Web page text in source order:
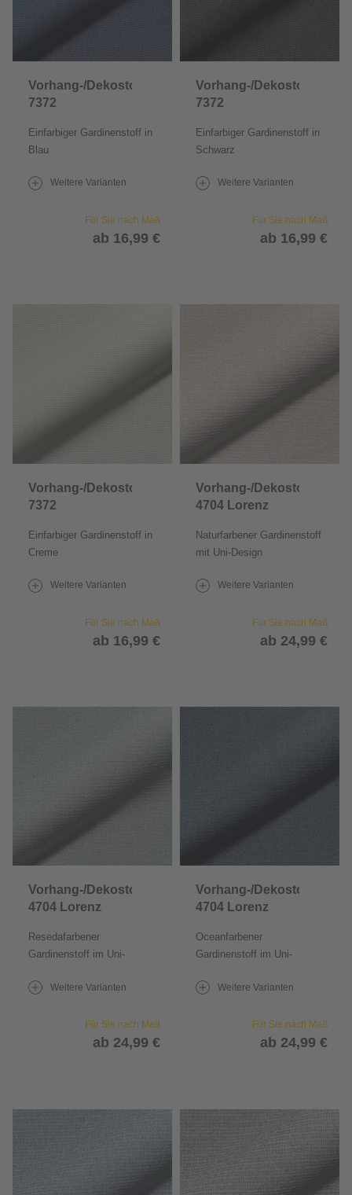
Vorhang-/Dekostoff
7372
Einfarbiger Gardinenstoff in
Blau
Weitere Varianten
Für Sie nach Maß
ab 16,99 €
Vorhang-/Dekostoff
7372
Einfarbiger Gardinenstoff in
Schwarz
Weitere Varianten
Für Sie nach Maß
ab 16,99 €
Vorhang-/Dekostoff
7372
Einfarbiger Gardinenstoff in
Creme
Weitere Varianten
Für Sie nach Maß
ab 16,99 €
Vorhang-/Dekostoff
4704 Lorenz
Naturfarbener Gardinenstoff
mit Uni-Design
Weitere Varianten
Für Sie nach Maß
ab 24,99 €
Vorhang-/Dekostoff
4704 Lorenz
Resedafarbener
Gardinenstoff im Uni-
Weitere Varianten
Für Sie nach Maß
ab 24,99 €
Vorhang-/Dekostoff
4704 Lorenz
Oceanfarbener
Gardinenstoff im Uni-
Weitere Varianten
Für Sie nach Maß
ab 24,99 €